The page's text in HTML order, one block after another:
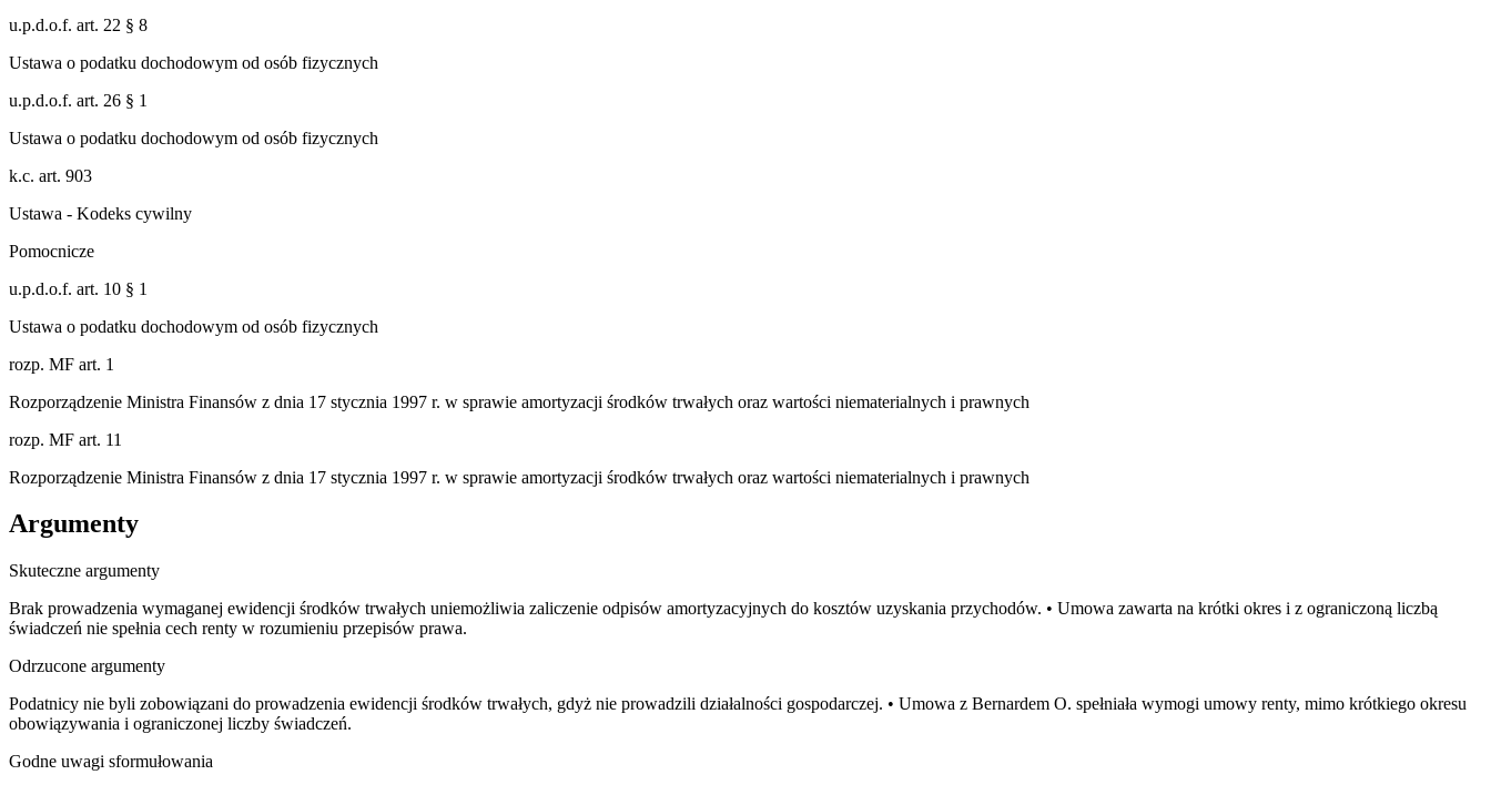
u.p.d.o.f. art. 22 § 8
Ustawa o podatku dochodowym od osób fizycznych
u.p.d.o.f. art. 26 § 1
Ustawa o podatku dochodowym od osób fizycznych
k.c. art. 903
Ustawa - Kodeks cywilny
Pomocnicze
u.p.d.o.f. art. 10 § 1
Ustawa o podatku dochodowym od osób fizycznych
rozp. MF art. 1
Rozporządzenie Ministra Finansów z dnia 17 stycznia 1997 r. w sprawie amortyzacji środków trwałych oraz wartości niematerialnych i prawnych
rozp. MF art. 11
Rozporządzenie Ministra Finansów z dnia 17 stycznia 1997 r. w sprawie amortyzacji środków trwałych oraz wartości niematerialnych i prawnych
Argumenty
Skuteczne argumenty
Brak prowadzenia wymaganej ewidencji środków trwałych uniemożliwia zaliczenie odpisów amortyzacyjnych do kosztów uzyskania przychodów. • Umowa zawarta na krótki okres i z ograniczoną liczbą
świadczeń nie spełnia cech renty w rozumieniu przepisów prawa.
Odrzucone argumenty
Podatnicy nie byli zobowiązani do prowadzenia ewidencji środków trwałych, gdyż nie prowadzili działalności gospodarczej. • Umowa z Bernardem O. spełniała wymogi umowy renty, mimo krótkiego okresu
obowiązywania i ograniczonej liczby świadczeń.
Godne uwagi sformułowania